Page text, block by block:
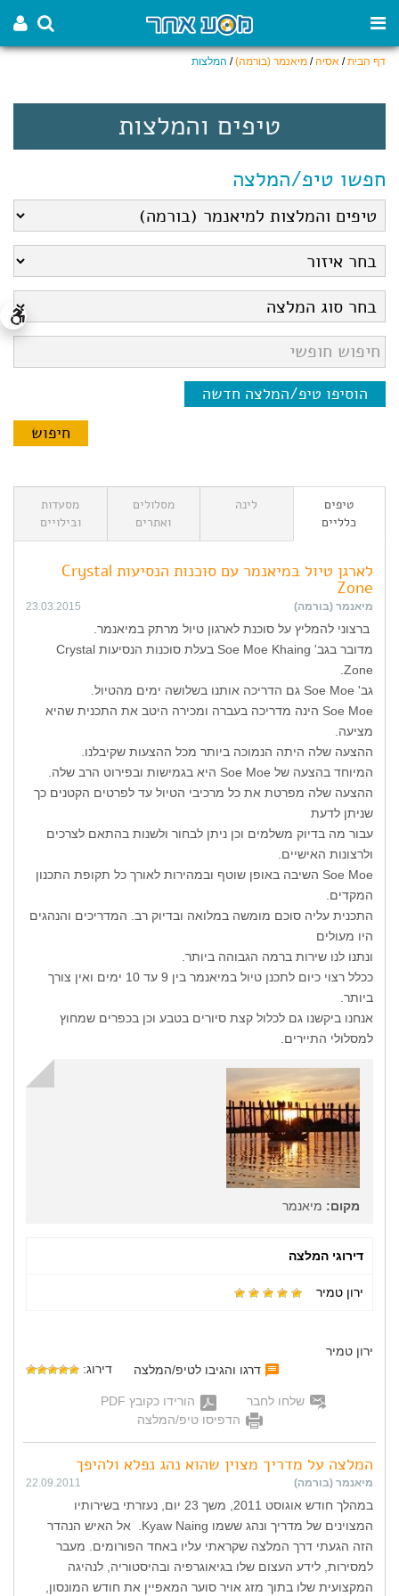
דף הבית/ אסיה/ מיאנמר (בורמה)/ המלצות
טיפים והמלצות
חפשו טיפ/המלצה
הוסיפו טיפ/המלצה חדשה
טיפים
כלליים
לינה
מסלולים
ואתרים
מסעדות
ובילויים
לארגן טיול במיאנמר עם סוכנות הנסיעות Crystal
Zone
מיאנמר (בורמה) 23.03.2015
ברצוני להמליץ על סוכנת לארגון טיול מרתק במיאנמר.
מדובר בגב' Soe Moe Khaing בעלת סוכנות הנסיעות Crystal
Zone.
גב' Soe Moe גם הדריכה אותנו בשלושה ימים מהטיול.
Soe Moe הינה מדריכה בעברה ומכירה היטב את התכנית שהיא
מציעה.
ההצעה שלה היתה הנמוכה ביותר מכל ההצעות שקיבלנו.
המיוחד בהצעה של Soe Moe היא בגמישות ובפירוט הרב שלה.
ההצעה שלה מפרטת את כל מרכיבי הטיול עד לפרטים הקטנים כך
שניתן לדעת
עבור מה בדיוק משלמים וכן ניתן לבחור ולשנות בהתאם לצרכים
ולרצונות האישיים.
Soe Moe השיבה באופן שוטף ובמהירות לאורך כל תקופת התכנון
המקדים.
התכנית עליה סוכם מומשה במלואה ובדיוק רב. המדריכים והנהגים
היו מעולים
ונתנו לנו שירות ברמה הגבוהה ביותר.
ככלל רצוי כיום לתכנן טיול במיאנמר בין 9 עד 10 ימים ואין צורך
ביותר.
אנחנו ביקשנו גם לכלול קצת סיורים בטבע וכן בכפרים שמחוץ
למסלולי התיירים.
מקום: מיאנמר
דירוגי המלצה
ירון טמיר
ירון טמיר
דרגו והגיבו לטיפ/המלצה
דירוג:
שלחו לחבר
הורידו כקובץ PDF
הדפיסו טיפ/המלצה
המלצה על מדריך מצוין שהוא נהג נפלא ולהיפך
מיאנמר (בורמה) 22.09.2011
במהלך חודש אוגוסט 2011, משך 23 יום, נעזרתי בשירותיו
המצוינים של מדריך ונהג ששמו Kyaw Naing. אל האיש הנהדר
הזה הגעתי דרך המלצה שקראתי עליו באחד הפורומים. מעבר
למסירות, לידע העצום שלו בגיאוגרפיה ובהיסטוריה, לנהיגה
המקצועית שלו בתוך מזג אויר סוער המאפיין את חודש המונסון,